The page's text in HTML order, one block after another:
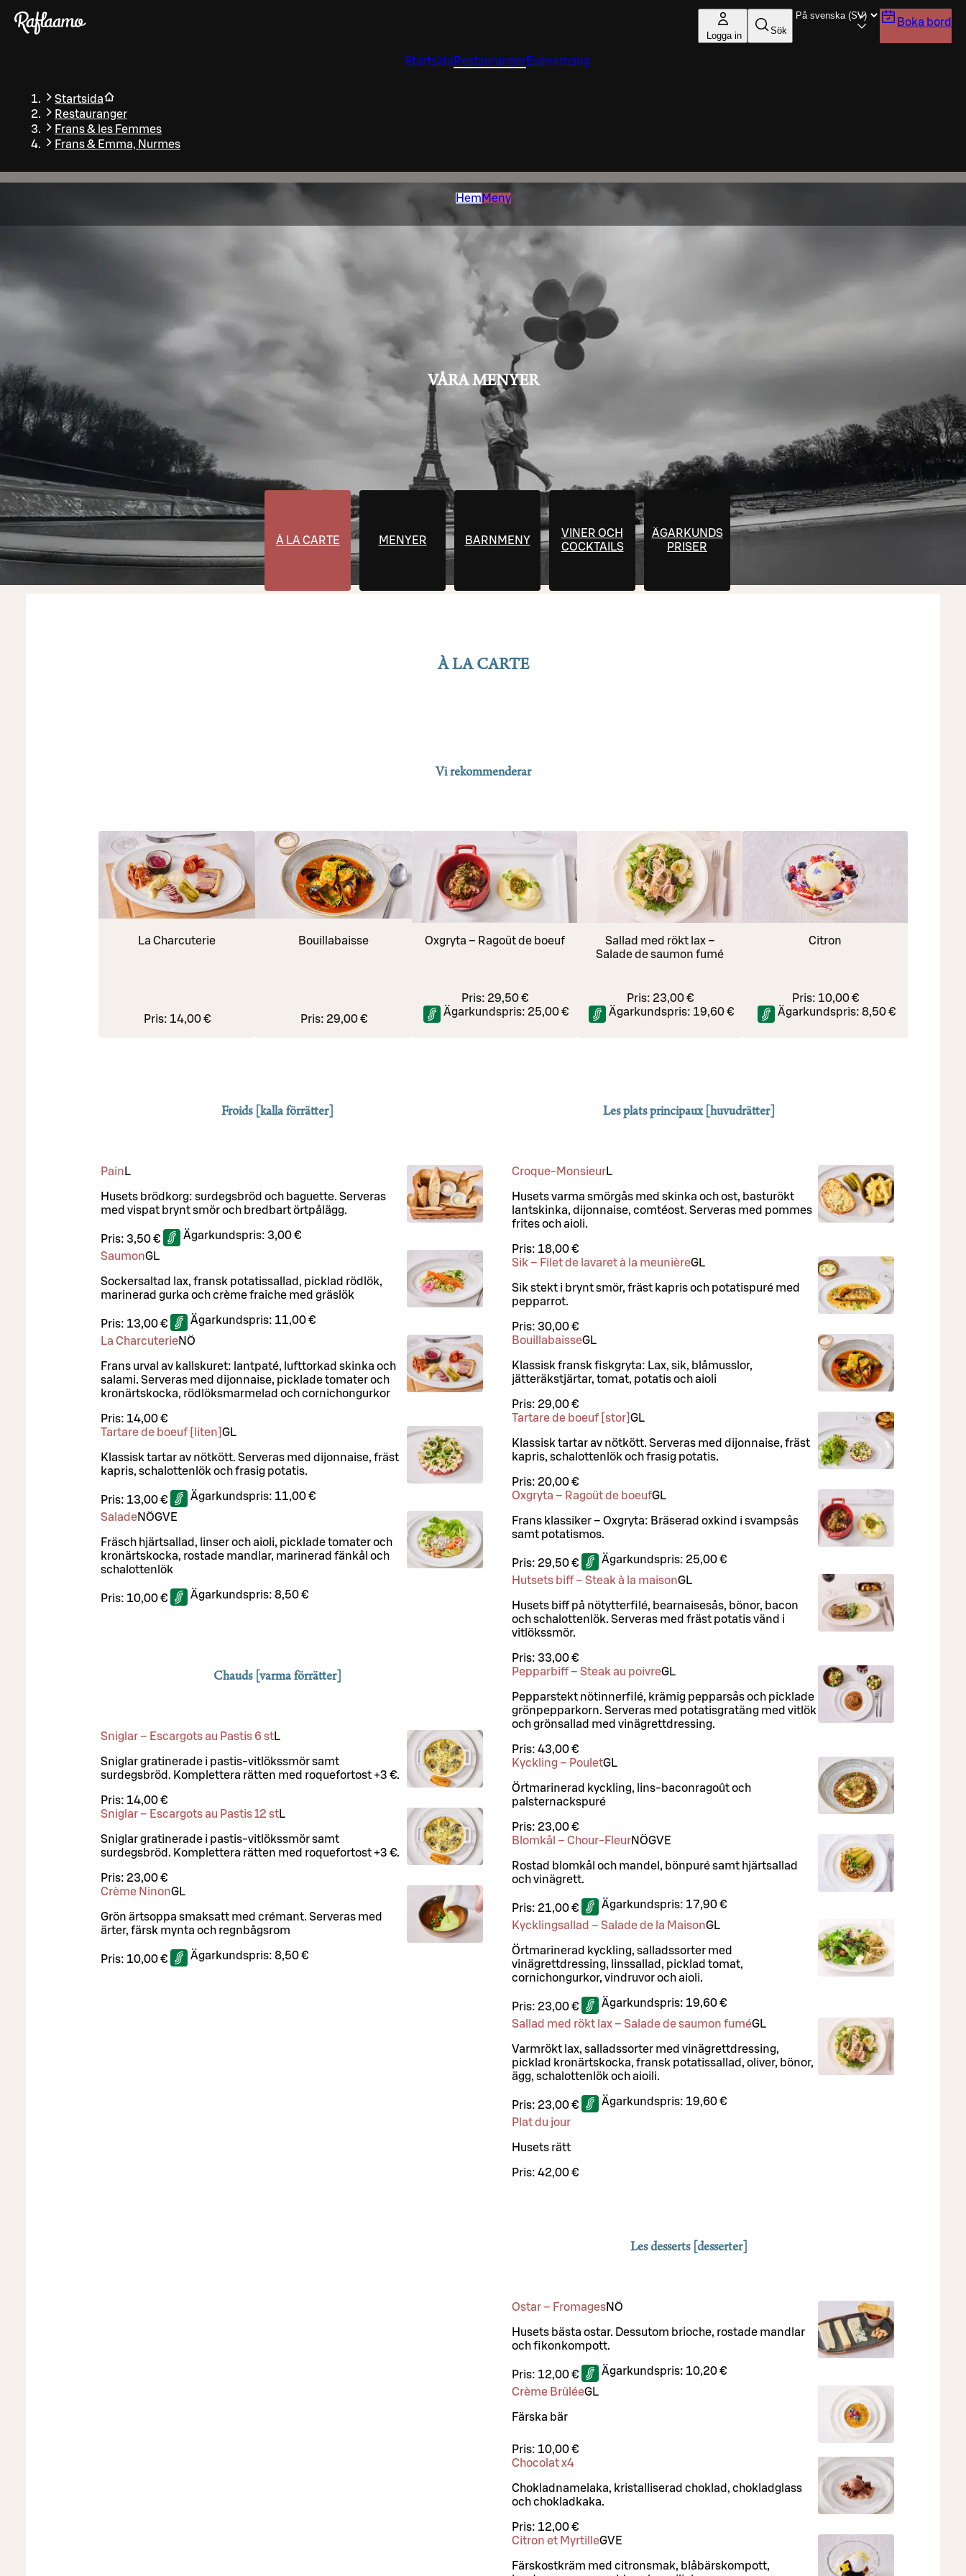
Gå till huvudinnehållet
Logga in Sök
Boka bord
Startsida RestaurangerEvenemang
Startsida
Restauranger
Frans & les Femmes
Frans & Emma, Nurmes
Hem Meny
VÅRA MENYER
À LA CARTE MENYER BARNMENY
VINER OCH
COCKTAILS
ÄGARKUNDS
PRISER
À LA CARTE
Vi rekommenderar
La Charcuterie
Pris: 14,00 €
Bouillabaisse
Pris: 29,00 €
Oxgryta – Ragoût de boeuf
Pris: 29,50 €
Ägarkundspris: 25,00 €
Sallad med rökt lax –
Salade de saumon fumé
Pris: 23,00 €
Ägarkundspris: 19,60 €
Citron
Pris: 10,00 €
Ägarkundspris: 8,50 €
Froids [kalla förrätter]
Pain L
Husets brödkorg: surdegsbröd och baguette. Serveras
med vispat brynt smör och bredbart örtpålägg.
Pris: 3,50 € Ägarkundspris: 3,00 €
SaumonGL
Sockersaltad lax, fransk potatissallad, picklad rödlök,
marinerad gurka och crème fraiche med gräslök
Pris: 13,00 € Ägarkundspris: 11,00 €
La CharcuterieNÖ
Frans urval av kallskuret: lantpaté, lufttorkad skinka och
salami. Serveras med dijonnaise, picklade tomater och
kronärtskocka, rödlöksmarmelad och cornichongurkor
Pris: 14,00 €
Tartare de boeuf [liten] GL
Klassisk tartar av nötkött. Serveras med dijonnaise, fräst
kapris, schalottenlök och frasig potatis.
Pris: 13,00 € Ägarkundspris: 11,00 €
SaladeNÖGVE
Fräsch hjärtsallad, linser och aioli, picklade tomater och
kronärtskocka, rostade mandlar, marinerad fänkål och
schalottenlök
Pris: 10,00 € Ägarkundspris: 8,50 €
Chauds [varma förrätter]
Sniglar – Escargots au Pastis 6 stL
Sniglar gratinerade i pastis-vitlökssmör samt
surdegsbröd. Komplettera rätten med roquefortost +3 €.
Pris: 14,00 €
Sniglar – Escargots au Pastis 12 stL
Sniglar gratinerade i pastis-vitlökssmör samt
surdegsbröd. Komplettera rätten med roquefortost +3 €.
Pris: 23,00 €
Crème NinonGL
Grön ärtsoppa smaksatt med crémant. Serveras med
ärter, färsk mynta och regnbågsrom
Pris: 10,00 € Ägarkundspris: 8,50 €
Les plats principaux [huvudrätter]
Croque-MonsieurL
Husets varma smörgås med skinka och ost, basturökt
lantskinka, dijonnaise, comtéost. Serveras med pommes
frites och aioli.
Pris: 18,00 €
Sik – Filet de lavaret à la meunièreGL
Sik stekt i brynt smör, fräst kapris och potatispuré med
pepparrot.
Pris: 30,00 €
BouillabaisseGL
Klassisk fransk fiskgryta: Lax, sik, blåmusslor,
jätteräkstjärtar, tomat, potatis och aioli
Pris: 29,00 €
Tartare de boeuf [stor] GL
Klassisk tartar av nötkött. Serveras med dijonnaise, fräst
kapris, schalottenlök och frasig potatis.
Pris: 20,00 €
Oxgryta – Ragoût de boeufGL
Frans klassiker – Oxgryta: Bräserad oxkind i svampsås
samt potatismos.
Pris: 29,50 € Ägarkundspris: 25,00 €
Hutsets biff – Steak à la maisonGL
Husets biff på nötytterfilé, bearnaisesås, bönor, bacon
och schalottenlök. Serveras med fräst potatis vänd i
vitlökssmör.
Pris: 33,00 €
Pepparbiff – Steak au poivreGL
Pepparstekt nötinnerfilé, krämig pepparsås och picklade
grönpepparkorn. Serveras med potatisgratäng med vitlök
och grönsallad med vinägrettdressing.
Pris: 43,00 €
Kyckling – PouletGL
Örtmarinerad kyckling, lins-baconragoût och
palsternackspuré
Pris: 23,00 €
Blomkål – Chour-FleurNÖGVE
Rostad blomkål och mandel, bönpuré samt hjärtsallad
och vinägrett.
Pris: 21,00 € Ägarkundspris: 17,90 €
Kycklingsallad – Salade de la MaisonGL
Örtmarinerad kyckling, salladssorter med
vinägrettdressing, linssallad, picklad tomat,
cornichongurkor, vindruvor och aioli.
Pris: 23,00 € Ägarkundspris: 19,60 €
Sallad med rökt lax – Salade de saumon fuméGL
Varmrökt lax, salladssorter med vinägrettdressing,
picklad kronärtskocka, fransk potatissallad, oliver, bönor,
ägg, schalottenlök och aioili.
Pris: 23,00 € Ägarkundspris: 19,60 €
Plat du jour
Husets rätt
Pris: 42,00 €
Les desserts [desserter]
Ostar – FromagesNÖ
Husets bästa ostar. Dessutom brioche, rostade mandlar
och fikonkompott.
Pris: 12,00 € Ägarkundspris: 10,20 €
Crème BrûléeGL
Färska bär
Pris: 10,00 €
Chocolat x4
Chokladnamelaka, kristalliserad choklad, chokladglass
och chokladkaka.
Pris: 12,00 €
Citron et MyrtilleGVE
Färskostkräm med citronsmak, blåbärskompott,